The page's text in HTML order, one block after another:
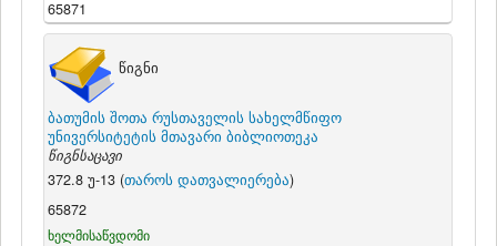
65871
წიგნი
ბათუმის შოთა რუსთაველის სახელმწიფო
უნივერსიტეტის მთავარი ბიბლიოთეკა
წიგნსაცავი
372.8 უ-13 (თაროს დათვალიერება)
65872
ხელმისაწვდომი